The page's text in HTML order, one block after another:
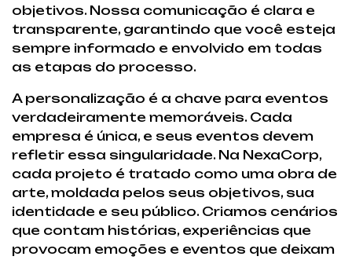
objetivos. Nossa comunicação é clara e
transparente, garantindo que você esteja
sempre informado e envolvido em todas
as etapas do processo.
A personalização é a chave para eventos
verdadeiramente memoráveis. Cada
empresa é única, e seus eventos devem
refletir essa singularidade. Na NexaCorp,
cada projeto é tratado como uma obra de
arte, moldada pelos seus objetivos, sua
identidade e seu público. Criamos cenários
que contam histórias, experiências que
provocam emoções e eventos que deixam